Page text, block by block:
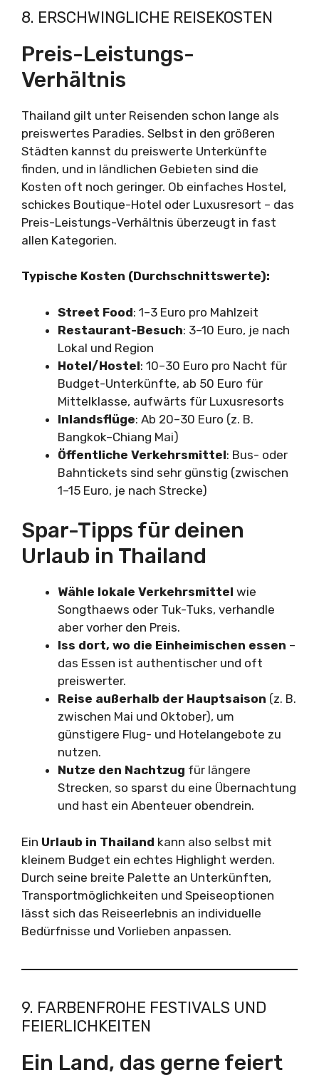
8. ERSCHWINGLICHE REISEKOSTEN
Preis-Leistungs-
Verhältnis
Thailand gilt unter Reisenden schon lange als
preiswertes Paradies. Selbst in den größeren
Städten kannst du preiswerte Unterkünfte
finden, und in ländlichen Gebieten sind die
Kosten oft noch geringer. Ob einfaches Hostel,
schickes Boutique-Hotel oder Luxusresort – das
Preis-Leistungs-Verhältnis überzeugt in fast
allen Kategorien.
Typische Kosten (Durchschnittswerte):
Street Food: 1–3 Euro pro Mahlzeit
Restaurant-Besuch: 3–10 Euro, je nach
Lokal und Region
Hotel/Hostel: 10–30 Euro pro Nacht für
Budget-Unterkünfte, ab 50 Euro für
Mittelklasse, aufwärts für Luxusresorts
Inlandsflüge: Ab 20–30 Euro (z. B.
Bangkok–Chiang Mai)
Öffentliche Verkehrsmittel: Bus- oder
Bahntickets sind sehr günstig (zwischen
1–15 Euro, je nach Strecke)
Spar-Tipps für deinen
Urlaub in Thailand
Wähle lokale Verkehrsmittel wie
Songthaews oder Tuk-Tuks, verhandle
aber vorher den Preis.
Iss dort, wo die Einheimischen essen –
das Essen ist authentischer und oft
preiswerter.
Reise außerhalb der Hauptsaison (z. B.
zwischen Mai und Oktober), um
günstigere Flug- und Hotelangebote zu
nutzen.
Nutze den Nachtzug für längere
Strecken, so sparst du eine Übernachtung
und hast ein Abenteuer obendrein.
Ein Urlaub in Thailand kann also selbst mit
kleinem Budget ein echtes Highlight werden.
Durch seine breite Palette an Unterkünften,
Transportmöglichkeiten und Speiseoptionen
lässt sich das Reiseerlebnis an individuelle
Bedürfnisse und Vorlieben anpassen.
9. FARBENFROHE FESTIVALS UND
FEIERLICHKEITEN
Ein Land, das gerne feiert